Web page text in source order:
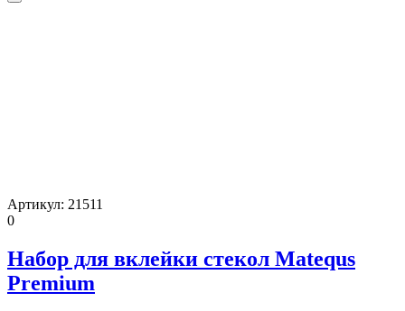
Артикул: 21511
0
Набор для вклейки стекол Matequs
Premium